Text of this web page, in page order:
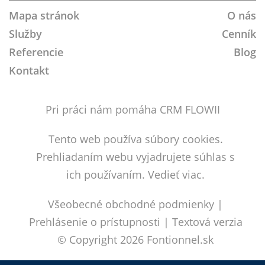
Google+!Twitter!
Mapa stránok
O nás
Služby
Cenník
Referencie
Blog
Kontakt
Pri práci nám pomáha CRM FLOWII
Tento web používa súbory cookies.
Prehliadaním webu vyjadrujete súhlas s
ich používaním. Vedieť viac.
Všeobecné obchodné podmienky |
Prehlásenie o prístupnosti | Textová verzia
© Copyright 2026 Fontionnel.sk